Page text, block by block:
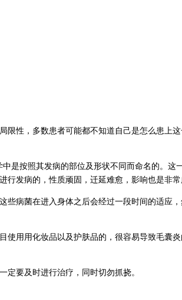
性，多数患者可能都不知道自己是怎么患上
是按照其发病的部位及形状不同而命名的。这
发病的，性质顽固，迁延难愈，影响也是非常
些病菌在进入身体之后会经过一段时间的适应
使用用化妆品以及护肤品的，很容易导致毛囊
要及时进行治疗，同时切勿抓挠。